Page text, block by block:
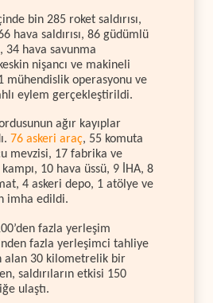
bin 285 roket saldırısı,
hava saldırısı, 86 güdümlü
34 hava savunma
nişancı ve makineli
mühendislik operasyonu ve
eylem gerçekleştirildi.
ağır kayıplar
76 askeri araç, 55 komuta
mevzisi, 17 fabrika ve
10 hava üssü, 9 İHA, 8
4 askeri depo, 1 atölye ve
imha edildi.
fazla yerleşim
fazla yerleşimci tahliye
alan 30 kilometrelik bir
saldırıların etkisi 150
ulaştı.